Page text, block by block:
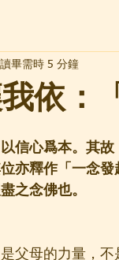
依：
讀畢需時 5 分鐘
信心爲本。其
亦釋作「一念
之念佛也。
父母的力量，